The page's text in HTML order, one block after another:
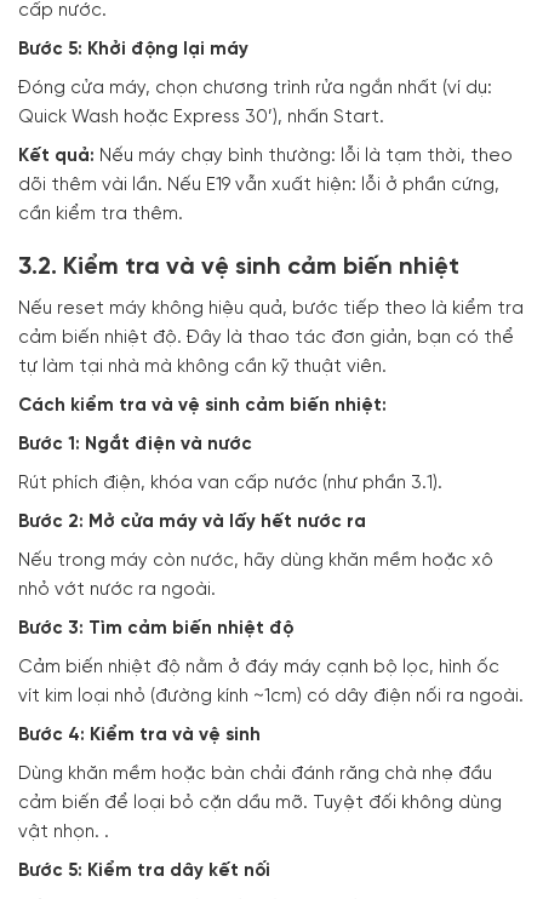
cấp nước.
Bước 5: Khởi động lại máy
Đóng cửa máy, chọn chương trình rửa ngắn nhất (ví dụ:
Quick Wash hoặc Express 30’), nhấn Start.
Kết quả: Nếu máy chạy bình thường: lỗi là tạm thời, theo
dõi thêm vài lần. Nếu E19 vẫn xuất hiện: lỗi ở phần cứng,
cần kiểm tra thêm.
3.2. Kiểm tra và vệ sinh cảm biến nhiệt
Nếu reset máy không hiệu quả, bước tiếp theo là kiểm tra
cảm biến nhiệt độ. Đây là thao tác đơn giản, bạn có thể
tự làm tại nhà mà không cần kỹ thuật viên.
Cách kiểm tra và vệ sinh cảm biến nhiệt:
Bước 1: Ngắt điện và nước
Rút phích điện, khóa van cấp nước (như phần 3.1).
Bước 2: Mở cửa máy và lấy hết nước ra
Nếu trong máy còn nước, hãy dùng khăn mềm hoặc xô
nhỏ vớt nước ra ngoài.
Bước 3: Tìm cảm biến nhiệt độ
Cảm biến nhiệt độ nằm ở đáy máy cạnh bộ lọc, hình ốc
vít kim loại nhỏ (đường kính ~1cm) có dây điện nối ra ngoài.
Bước 4: Kiểm tra và vệ sinh
Dùng khăn mềm hoặc bàn chải đánh răng chà nhẹ đầu
cảm biến để loại bỏ cặn dầu mỡ. Tuyệt đối không dùng
vật nhọn. .
Bước 5: Kiểm tra dây kết nối